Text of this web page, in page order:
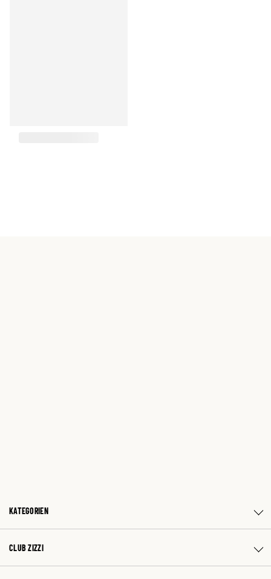
KATEGORIEN
CLUB ZIZZI